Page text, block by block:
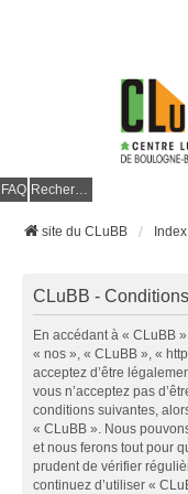
FAQ Rechercher
site du CLuBB
CLuBB -
En accédant à « CLuBB
« nos », « CLuBB », «
acceptez d’être
vous n’acceptez pas
conditions suivantes,
« CLuBB ». Nous
et nous ferons tout pour
prudent de vérifier
continuez d’utiliser «